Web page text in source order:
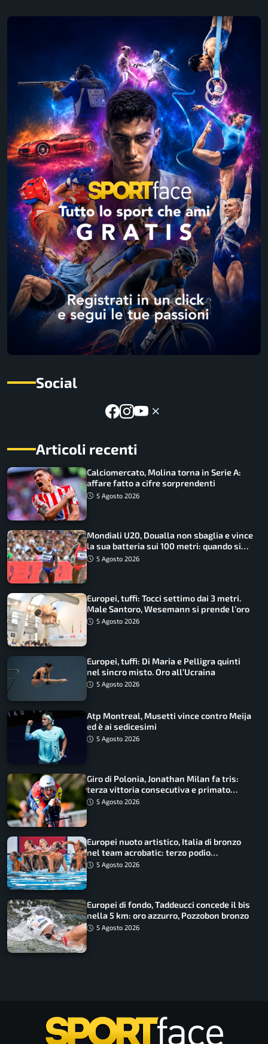
Social
Articoli recenti
Calciomercato, Molina torna in Serie A:
affare fatto a cifre sorprendenti
5 Agosto 2026
Mondiali U20, Doualla non sbaglia e vince
la sua batteria sui 100 metri: quando si
disputano le finali
5 Agosto 2026
Europei, tuffi: Tocci settimo dai 3 metri.
Male Santoro, Wesemann si prende l’oro
5 Agosto 2026
Europei, tuffi: Di Maria e Pelligra quinti
nel sincro misto. Oro all’Ucraina
5 Agosto 2026
Atp Montreal, Musetti vince contro Meija
ed è ai sedicesimi
5 Agosto 2026
Giro di Polonia, Jonathan Milan fa tris:
terza vittoria consecutiva e primato
rafforzato
5 Agosto 2026
Europei nuoto artistico, Italia di bronzo
nel team acrobatic: terzo podio
consecutivo
5 Agosto 2026
Europei di fondo, Taddeucci concede il bis
nella 5 km: oro azzurro, Pozzobon bronzo
5 Agosto 2026